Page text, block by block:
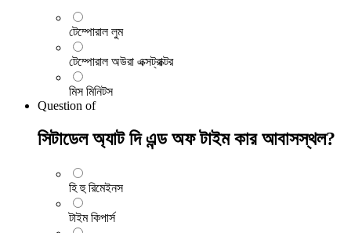
টেম্পোরাল লুম
টেম্পোরাল অউরা এক্সট্রাক্টর
মিস মিনিটস
Question of
সিটাডেল অ্যাট দি এন্ড অফ টাইম কার আবাসস্থল?
হি হু রিমেইনস
টাইম কিপার্স